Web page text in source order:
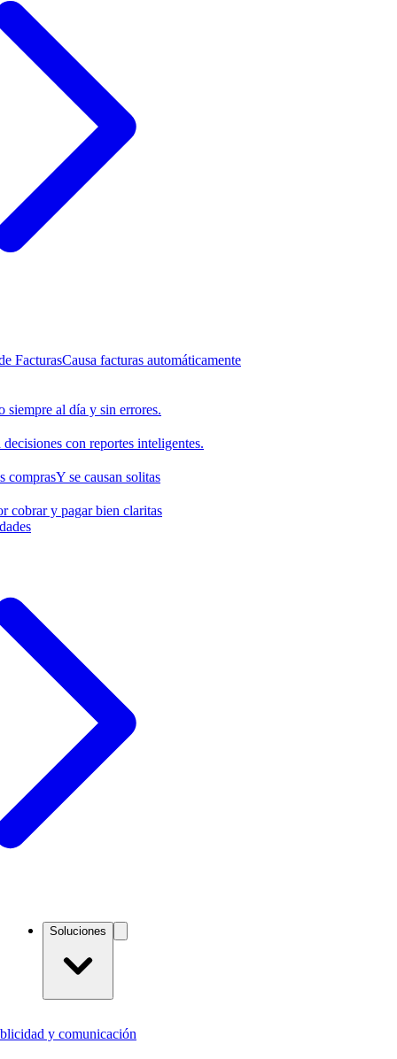
FacturasCausa facturas automáticamente
siempre al día y sin errores.
decisiones con reportes inteligentes.
comprasY se causan solitas
cobrar y pagar bien claritas
Soluciones
y comunicación